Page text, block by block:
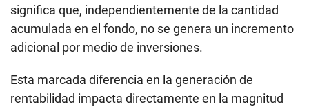
significa que, independientemente de la cantidad
acumulada en el fondo, no se genera un incremento
adicional por medio de inversiones.
Esta marcada diferencia en la generación de
rentabilidad impacta directamente en la magnitud